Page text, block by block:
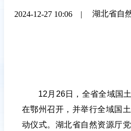
2024-12-27 10:06 | 湖北省自
12月26日，全省全域国
在鄂州召开，并举行全域国
动仪式。湖北省自然资源厅